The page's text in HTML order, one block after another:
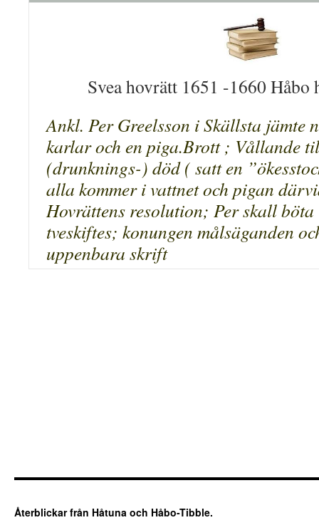
Svea hovrätt 1651 -1660 Håbo
Ankl. Per Greelsson i Skällsta jämte
karlar och en piga.Brott ; Vållande
(drunknings-) död ( satt en
alla kommer i vattnet och pigan
Hovrättens resolution; Per skall
tveskiftes; konungen målsäganden
uppenbara skrift
Återblickar från Håtuna och Håbo-Tibble.